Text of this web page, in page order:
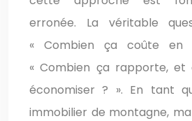
erronée. La véritable
« Combien ça coûte en
« Combien ça rapporte,
économiser ? ». En tant
immobilier de montagne,